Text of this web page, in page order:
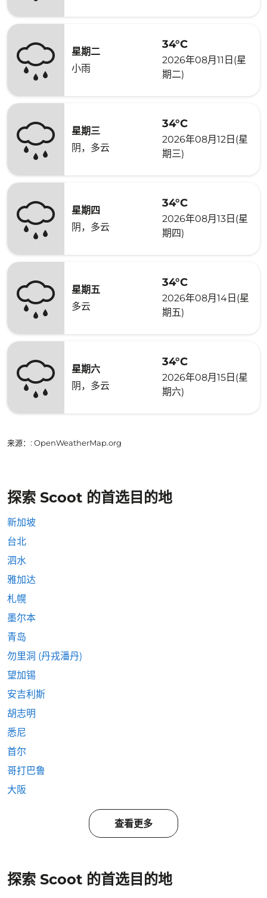
星期二
小雨
34°C
2026年08月11日(星
期二)
星期三
阴，多云
34°C
2026年08月12日(星
期三)
星期四
阴，多云
34°C
2026年08月13日(星
期四)
星期五
多云
34°C
2026年08月14日(星
期五)
星期六
阴，多云
34°C
2026年08月15日(星
期六)
来源： : OpenWeatherMap.org
探索 Scoot 的首选目的地
新加坡
台北
泗水
雅加达
札幌
墨尔本
青岛
勿里洞 (丹戎潘丹)
望加锡
安吉利斯
胡志明
悉尼
首尔
哥打巴鲁
大阪
查看更多
探索 Scoot 的首选目的地